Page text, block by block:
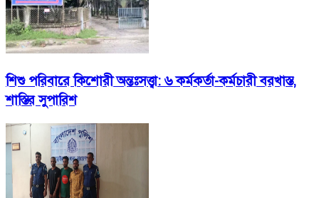
শিশু পরিবারে কিশোরী অন্তঃসত্ত্বা: ৬ কর্মকর্তা-কর্মচারী বরখাস্ত,
শাস্তির সুপারিশ